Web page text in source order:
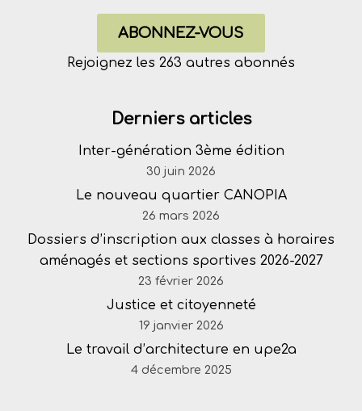
ABONNEZ-VOUS
Rejoignez les 263 autres abonnés
Derniers articles
Inter-génération 3ème édition
30 juin 2026
Le nouveau quartier CANOPIA
26 mars 2026
Dossiers d’inscription aux classes à horaires
aménagés et sections sportives 2026-2027
23 février 2026
Justice et citoyenneté
19 janvier 2026
Le travail d’architecture en upe2a
4 décembre 2025